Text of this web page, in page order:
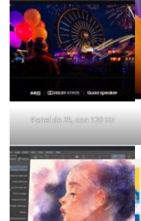
Panel de 2k, con 120 Hz